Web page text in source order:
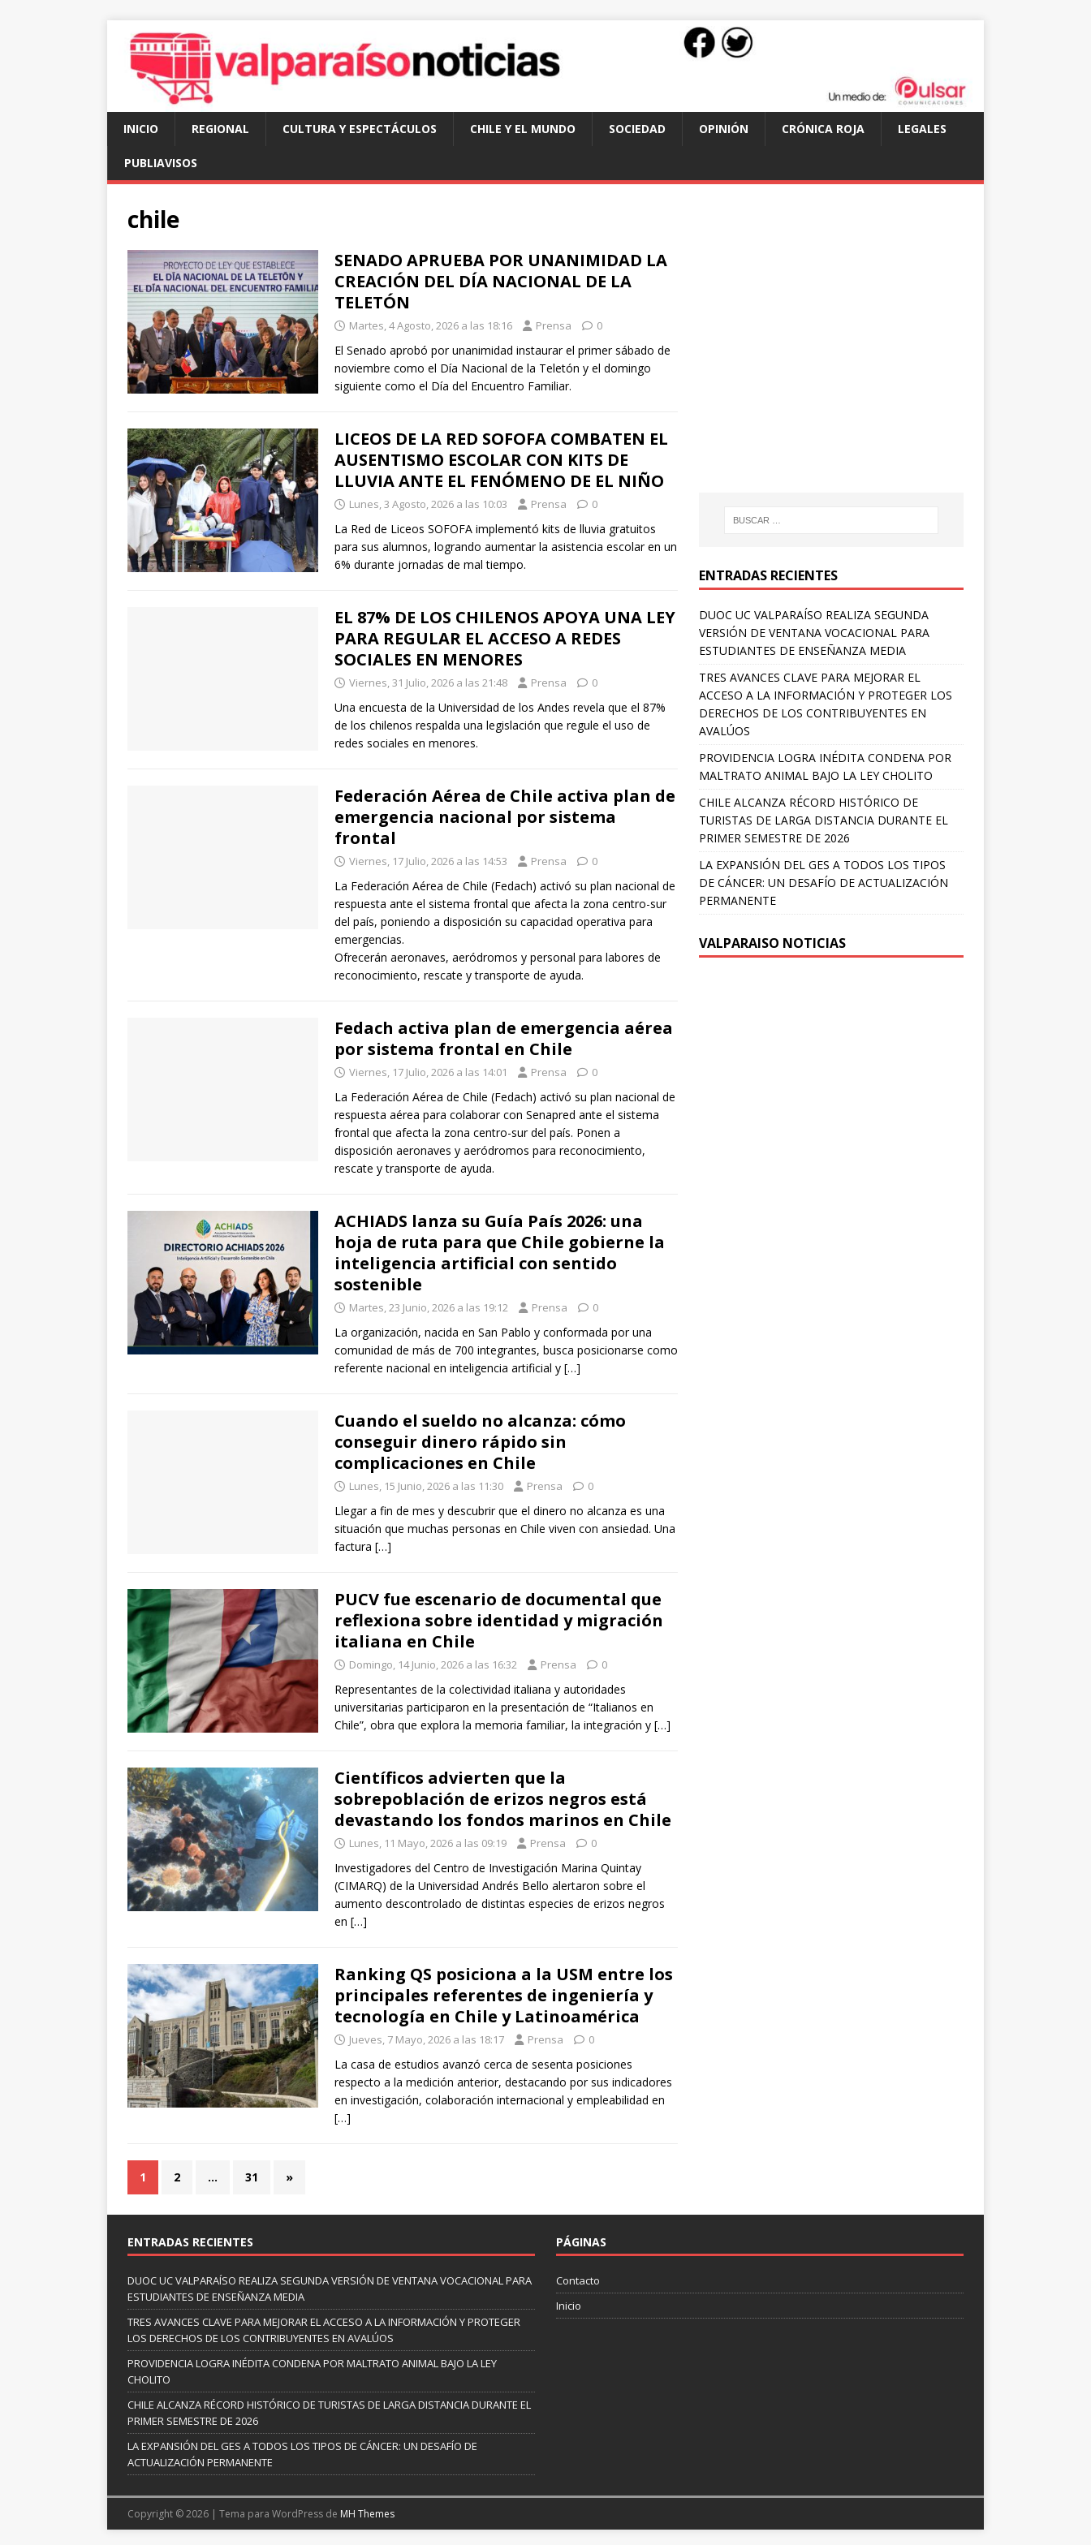
INICIO REGIONAL CULTURA Y ESPECTÁCULOS CHILE Y EL MUNDO SOCIEDAD OPINIÓN CRÓNICA ROJA LEGALES
PUBLIAVISOS
chile
SENADO APRUEBA POR UNANIMIDAD LA
CREACIÓN DEL DÍA NACIONAL DE LA
TELETÓN
Martes, 4 Agosto, 2026 a las 18:16 Prensa 0
El Senado aprobó por unanimidad instaurar el primer sábado de
noviembre como el Día Nacional de la Teletón y el domingo
siguiente como el Día del Encuentro Familiar.
LICEOS DE LA RED SOFOFA COMBATEN EL
AUSENTISMO ESCOLAR CON KITS DE
LLUVIA ANTE EL FENÓMENO DE EL NIÑO
Lunes, 3 Agosto, 2026 a las 10:03 Prensa 0
La Red de Liceos SOFOFA implementó kits de lluvia gratuitos
para sus alumnos, logrando aumentar la asistencia escolar en un
6% durante jornadas de mal tiempo.
EL 87% DE LOS CHILENOS APOYA UNA LEY
PARA REGULAR EL ACCESO A REDES
SOCIALES EN MENORES
Viernes, 31 Julio, 2026 a las 21:48 Prensa 0
Una encuesta de la Universidad de los Andes revela que el 87%
de los chilenos respalda una legislación que regule el uso de
redes sociales en menores.
Federación Aérea de Chile activa plan de
emergencia nacional por sistema
frontal
Viernes, 17 Julio, 2026 a las 14:53 Prensa 0
La Federación Aérea de Chile (Fedach) activó su plan nacional de
respuesta ante el sistema frontal que afecta la zona centro-sur
del país, poniendo a disposición su capacidad operativa para
emergencias.
Ofrecerán aeronaves, aeródromos y personal para labores de
reconocimiento, rescate y transporte de ayuda.
Fedach activa plan de emergencia aérea
por sistema frontal en Chile
Viernes, 17 Julio, 2026 a las 14:01 Prensa 0
La Federación Aérea de Chile (Fedach) activó su plan nacional de
respuesta aérea para colaborar con Senapred ante el sistema
frontal que afecta la zona centro-sur del país. Ponen a
disposición aeronaves y aeródromos para reconocimiento,
rescate y transporte de ayuda.
ACHIADS lanza su Guía País 2026: una
hoja de ruta para que Chile gobierne la
inteligencia artificial con sentido
sostenible
Martes, 23 Junio, 2026 a las 19:12 Prensa 0
La organización, nacida en San Pablo y conformada por una
comunidad de más de 700 integrantes, busca posicionarse como
referente nacional en inteligencia artificial y […]
Cuando el sueldo no alcanza: cómo
conseguir dinero rápido sin
complicaciones en Chile
Lunes, 15 Junio, 2026 a las 11:30 Prensa 0
Llegar a fin de mes y descubrir que el dinero no alcanza es una
situación que muchas personas en Chile viven con ansiedad. Una
factura […]
PUCV fue escenario de documental que
reflexiona sobre identidad y migración
italiana en Chile
Domingo, 14 Junio, 2026 a las 16:32 Prensa 0
Representantes de la colectividad italiana y autoridades
universitarias participaron en la presentación de “Italianos en
Chile”, obra que explora la memoria familiar, la integración y […]
Científicos advierten que la
sobrepoblación de erizos negros está
devastando los fondos marinos en Chile
Lunes, 11 Mayo, 2026 a las 09:19 Prensa 0
Investigadores del Centro de Investigación Marina Quintay
(CIMARQ) de la Universidad Andrés Bello alertaron sobre el
aumento descontrolado de distintas especies de erizos negros
en […]
Ranking QS posiciona a la USM entre los
principales referentes de ingeniería y
tecnología en Chile y Latinoamérica
Jueves, 7 Mayo, 2026 a las 18:17 Prensa 0
La casa de estudios avanzó cerca de sesenta posiciones
respecto a la medición anterior, destacando por sus indicadores
en investigación, colaboración internacional y empleabilidad en
[…]
1 2 … 31 »
ENTRADAS RECIENTES
DUOC UC VALPARAÍSO REALIZA SEGUNDA
VERSIÓN DE VENTANA VOCACIONAL PARA
ESTUDIANTES DE ENSEÑANZA MEDIA
TRES AVANCES CLAVE PARA MEJORAR EL
ACCESO A LA INFORMACIÓN Y PROTEGER LOS
DERECHOS DE LOS CONTRIBUYENTES EN
AVALÚOS
PROVIDENCIA LOGRA INÉDITA CONDENA POR
MALTRATO ANIMAL BAJO LA LEY CHOLITO
CHILE ALCANZA RÉCORD HISTÓRICO DE
TURISTAS DE LARGA DISTANCIA DURANTE EL
PRIMER SEMESTRE DE 2026
LA EXPANSIÓN DEL GES A TODOS LOS TIPOS
DE CÁNCER: UN DESAFÍO DE ACTUALIZACIÓN
PERMANENTE
VALPARAISO NOTICIAS
ENTRADAS RECIENTES
DUOC UC VALPARAÍSO REALIZA SEGUNDA VERSIÓN DE VENTANA VOCACIONAL PARA
ESTUDIANTES DE ENSEÑANZA MEDIA
TRES AVANCES CLAVE PARA MEJORAR EL ACCESO A LA INFORMACIÓN Y PROTEGER
LOS DERECHOS DE LOS CONTRIBUYENTES EN AVALÚOS
PROVIDENCIA LOGRA INÉDITA CONDENA POR MALTRATO ANIMAL BAJO LA LEY
CHOLITO
CHILE ALCANZA RÉCORD HISTÓRICO DE TURISTAS DE LARGA DISTANCIA DURANTE EL
PRIMER SEMESTRE DE 2026
LA EXPANSIÓN DEL GES A TODOS LOS TIPOS DE CÁNCER: UN DESAFÍO DE
ACTUALIZACIÓN PERMANENTE
PÁGINAS
Contacto
Inicio
Copyright © 2026 | Tema para WordPress de MH Themes